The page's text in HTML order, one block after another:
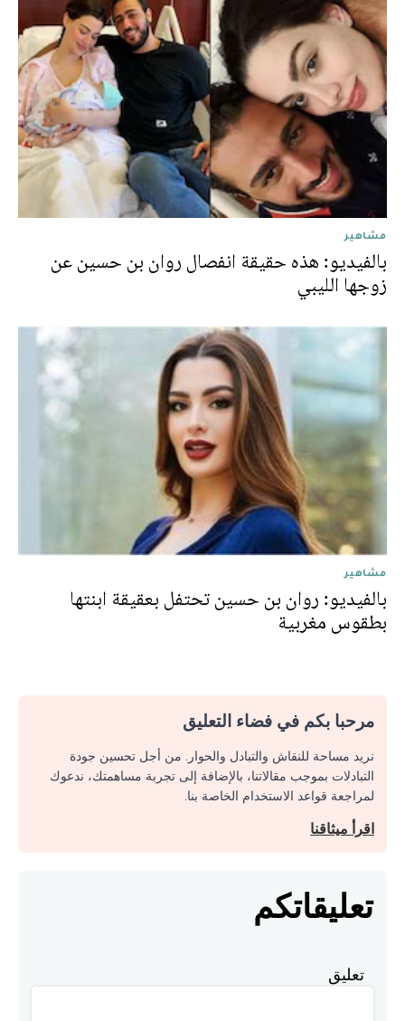
مشاهير
بالفيديو: هذه حقيقة انفصال روان بن حسين عن
زوجها الليبي
مشاهير
بالفيديو: روان بن حسين تحتفل بعقيقة ابنتها
بطقوس مغربية
مرحبا بكم في فضاء التعليق
نريد مساحة للنقاش والتبادل والحوار. من أجل تحسين جودة
التبادلات بموجب مقالاتنا، بالإضافة إلى تجربة مساهمتك، ندعوك
لمراجعة قواعد الاستخدام الخاصة بنا.
اقرأ ميثاقنا
تعليقاتكم
تعليق